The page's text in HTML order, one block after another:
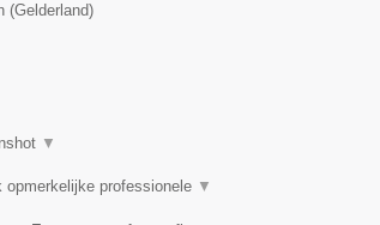
(Gelderland)
▼
opmerkelijke professionele ▼